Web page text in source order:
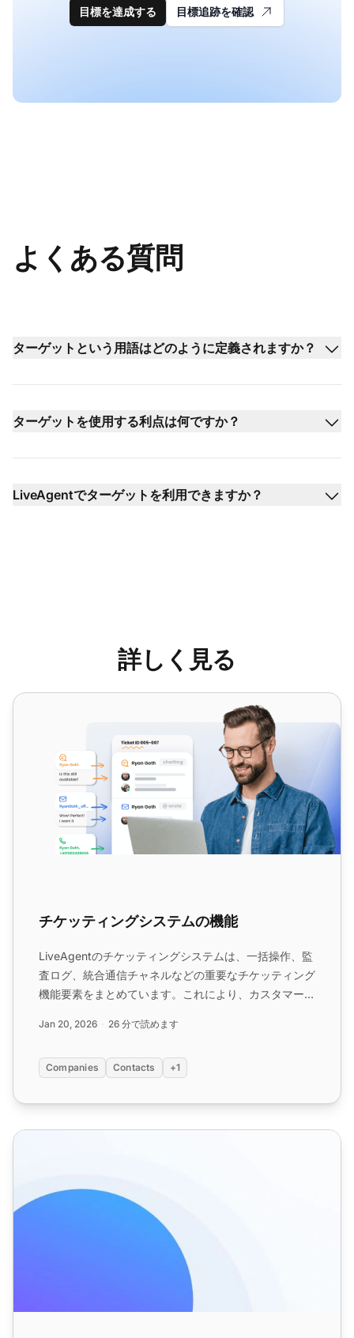
目標を達成する 目標追跡を確認
よくある質問
ターゲットという用語はどのように定義されますか？
ターゲットを使用する利点は何ですか？
LiveAgentでターゲットを利用できますか？
詳しく見る
チケッティングシステムの機能
チケッティングシステムの機能
LiveAgentのチケッティングシステムは、一括操作、監
査ログ、統合通信チャネルなどの重要なチケッティング
機能要素をまとめています。これにより、カスタマーサ
ば、包括的なチケット管理システム機能を通じて、問い
Jan 20, 2026 26 分で読めます
Companies Contacts +1
時間追跡機能